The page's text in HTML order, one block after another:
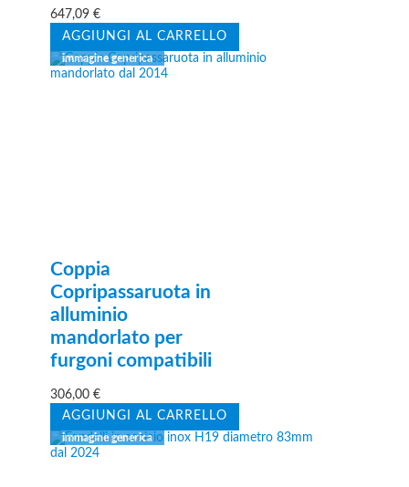
647,09€
AGGIUNGI AL CARRELLO
Coppia
Copripassaruota in
alluminio
mandorlato per
furgoni compatibili
306,00€
AGGIUNGI AL CARRELLO